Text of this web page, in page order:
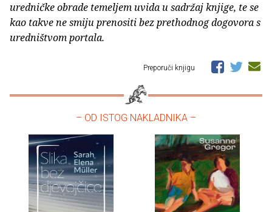
uredničke obrade temeljem uvida u sadržaj knjige, te se
kao takve ne smiju prenositi bez prethodnog dogovora s
uredništvom portala.
Preporuči knjigu
– OD ISTOG NAKLADNIKA –